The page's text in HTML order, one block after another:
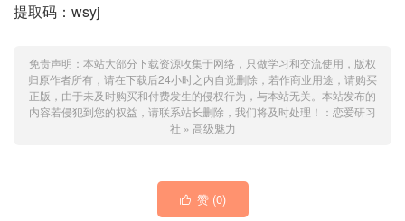
提取码：wsyj
免责声明：本站大部分下载资源收集于网络，只做学习和交流使用，版权
归原作者所有，请在下载后24小时之内自觉删除，若作商业用途，请购买
正版，由于未及时购买和付费发生的侵权行为，与本站无关。本站发布的
内容若侵犯到您的权益，请联系站长删除，我们将及时处理！： 恋爱研习
社 » 高级魅力
 赞 (0)